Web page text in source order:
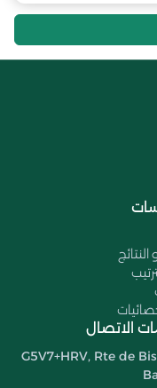
النتائج
الاتصال
G5V7+HRV, Rte de